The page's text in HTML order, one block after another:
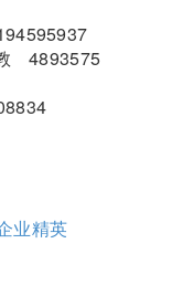
4893575
业精英